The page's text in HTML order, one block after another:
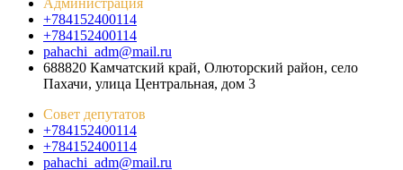
+784152400114
+784152400114
pahachi_adm@mail.ru
688820 Камчатский край, Олюторский район, село
Пахачи, улица Центральная, дом 3
Совет депутатов
+784152400114
+784152400114
pahachi_adm@mail.ru